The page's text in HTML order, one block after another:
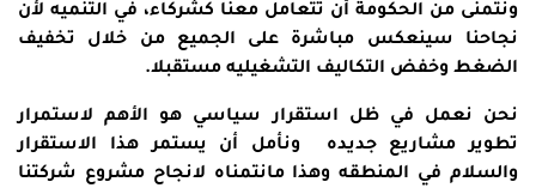
ونتمنى من الحكومة أن تتعامل معنا كشركاء، في التنميه لأن
نجاحنا سينعكس مباشرة على الجميع من خلال تخفيف
الضغط وخفض التكاليف التشغيليه مستقبلا.
نحن نعمل في ظل استقرار سياسي هو الأهم لاستمرار
تطوير مشاريع جديده ونأمل أن يستمر هذا الاستقرار
والسلام في المنطقه وهذا مانتمناه لانجاح مشروع شركتنا